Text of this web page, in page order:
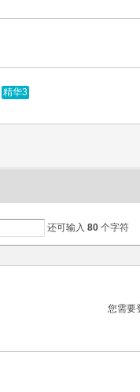
精华3
还可输入 80 个字符
您需要